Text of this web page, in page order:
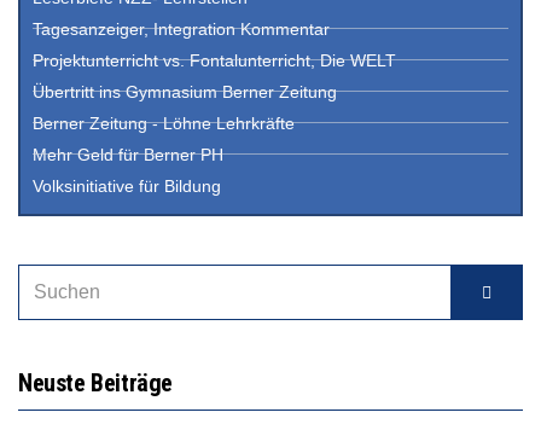
Tagesanzeiger, Integration Kommentar
Projektunterricht vs. Fontalunterricht, Die WELT
Übertritt ins Gymnasium Berner Zeitung
Berner Zeitung - Löhne Lehrkräfte
Mehr Geld für Berner PH
Volksinitiative für Bildung
Neuste Beiträge